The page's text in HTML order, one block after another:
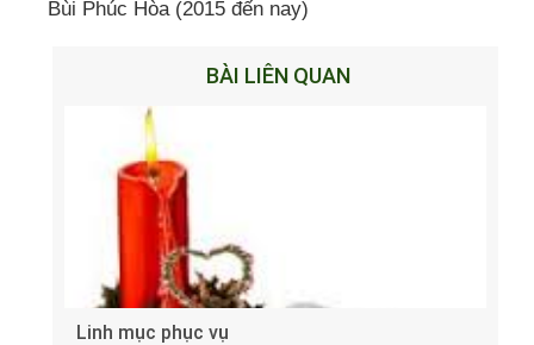
Bùi Phúc Hòa (2015 đến nay)
BÀI LIÊN QUAN
Linh mục phục vụ